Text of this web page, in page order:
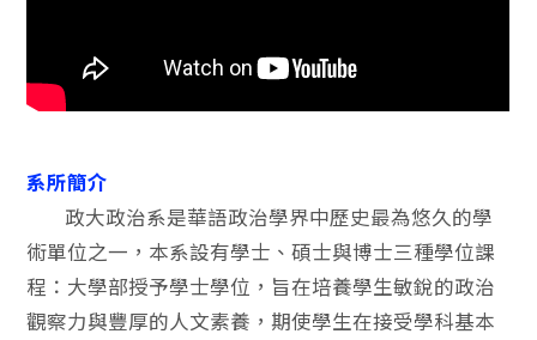
系所簡介
政大政治系是華語政治學界中歷史最為悠久的學
術單位之一，本系設有學士、碩士與博士三種學位課
程：大學部授予學士學位，旨在培養學生敏銳的政治
觀察力與豐厚的人文素養，期使學生在接受學科基本